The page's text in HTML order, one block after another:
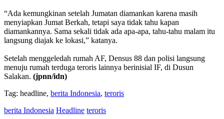
“Ada kemungkinan setelah Jumatan diamankan karena masih
menyiapkan Jumat Berkah, tetapi saya tidak tahu kapan
diamankannya. Sama sekali tidak ada apa-apa, tahu-tahu malam itu
langsung diajak ke lokasi,” katanya.
Setelah menggeledah rumah AF, Densus 88 dan polisi langsung
menuju rumah terduga teroris lainnya berinisial IF, di Dusun
Salakan. (jpnn/idn)
Tag: headline, berita Indonesia, teroris
berita Indonesia Headline teroris